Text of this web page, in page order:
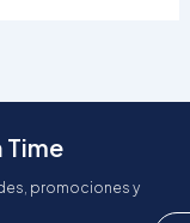
Time
promociones y